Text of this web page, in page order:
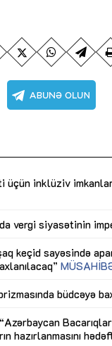
üçün inklüziv
vergi siyasətinin
keçid sayəsində
büdcəyə
hazırlanmasını